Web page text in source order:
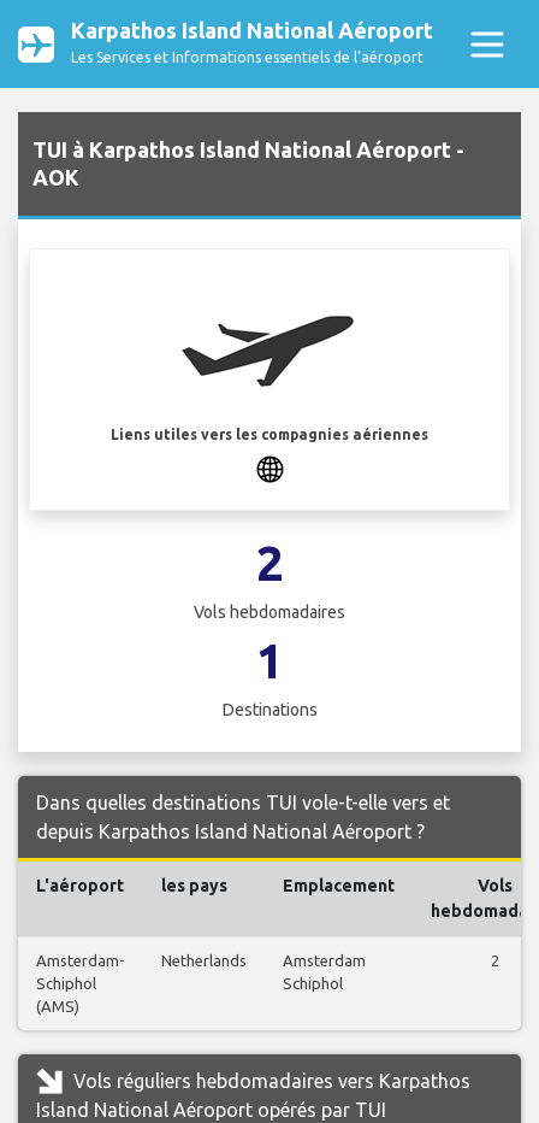
Karpathos Island National Aéroport
Les Services et Informations essentiels de l’aéroport
TUI à Karpathos Island National Aéroport -
AOK
Liens utiles vers les compagnies aériennes
2
Vols hebdomadaires
1
Destinations
Dans quelles destinations TUI vole-t-elle vers et
depuis Karpathos Island National Aéroport ?
L'aéroport les pays Emplacement
Vols
Amsterdam-
Schiphol
(AMS)
Netherlands
Amsterdam
Schiphol
2
Vols réguliers hebdomadaires vers Karpathos
Island National Aéroport opérés par TUI